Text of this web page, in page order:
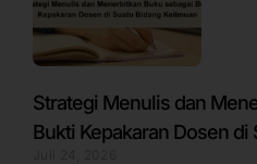
Strategi Menulis dan
Bukti Kepakaran Dosen di